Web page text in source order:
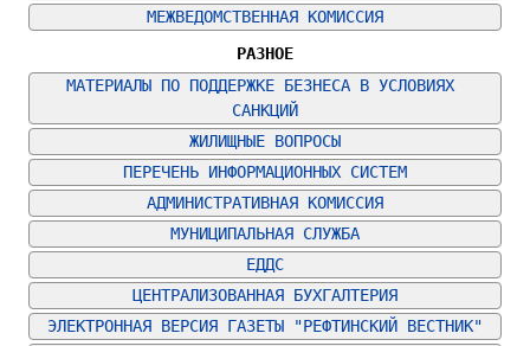
МЕЖВЕДОМСТВЕННАЯ КОМИССИЯ
РАЗНОЕ
МАТЕРИАЛЫ ПО ПОДДЕРЖКЕ БЕЗНЕСА В УСЛОВИЯХ
САНКЦИЙ
ЖИЛИЩНЫЕ ВОПРОСЫ
ПЕРЕЧЕНЬ ИНФОРМАЦИОННЫХ СИСТЕМ
АДМИНИСТРАТИВНАЯ КОМИССИЯ
МУНИЦИПАЛЬНАЯ СЛУЖБА
ЕДДС
ЦЕНТРАЛИЗОВАННАЯ БУХГАЛТЕРИЯ
ЭЛЕКТРОННАЯ ВЕРСИЯ ГАЗЕТЫ "РЕФТИНСКИЙ ВЕСТНИК"